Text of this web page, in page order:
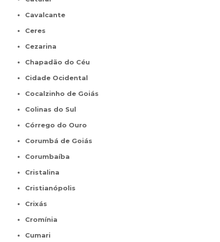
Cavalcante
Ceres
Cezarina
Chapadão do Céu
Cidade Ocidental
Cocalzinho de Goiás
Colinas do Sul
Córrego do Ouro
Corumbá de Goiás
Corumbaíba
Cristalina
Cristianópolis
Crixás
Cromínia
Cumari